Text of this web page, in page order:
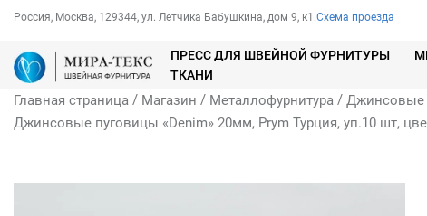
Россия, Москва, 129344, ул. Летчика Бабушкина, дом 9, к1.Схема проезда
ПРЕСС ДЛЯ ШВЕЙНОЙ ФУРНИТУРЫ
ТКАНИ
Главная страница / Магазин / Металлофурнитура / Джинсовые
Джинсовые пуговицы «Denim» 20мм, Prym Турция, уп.10 шт,